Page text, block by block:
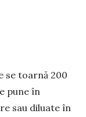
se toarnă 200
pune în
sau diluate în